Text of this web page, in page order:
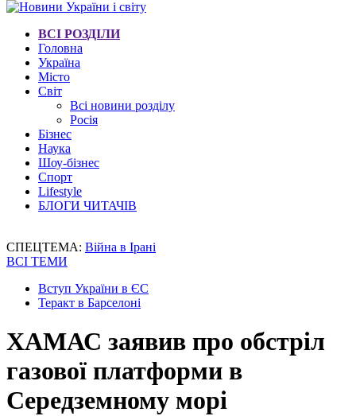
ВСІ РОЗДІЛИ
Головна
Україна
Місто
Світ
Всі новини розділу
Росія
Бізнес
Наука
Шоу-бізнес
Спорт
Lifestyle
БЛОГИ ЧИТАЧІВ
СПЕЦТЕМА: Війна в Ірані
ВСІ ТЕМИ
Вступ України в ЄС
Теракт в Барселоні
ХАМАС заявив про обстріл
газової платформи в
Середземному морі